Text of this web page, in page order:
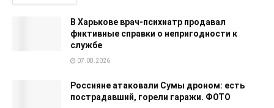
В Харькове врач-психиатр продавал
фиктивные справки о непригодности к
службе
07.08.2026
Россияне атаковали Сумы дроном: есть
пострадавший, горели гаражи. ФОТО